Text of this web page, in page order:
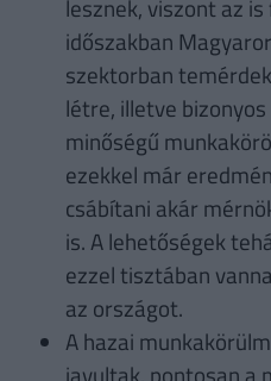
lesznek, viszont az
időszakban
szektorban
létre, illetve
minőségű
ezekkel már
csábítani akár
is. A lehetőségek
ezzel tisztában
az országot.
A hazai